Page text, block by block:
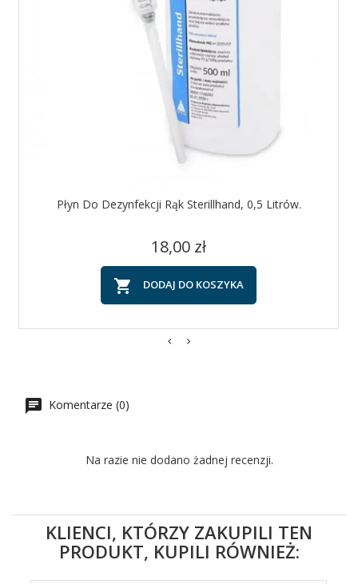
Płyn Do Dezynfekcji Rąk Sterillhand, 0,5 Litrów.
Cena
18,00 zł
 DODAJ DO KOSZYKA
Komentarze (0)
Na razie nie dodano żadnej recenzji.
KLIENCI, KTÓRZY ZAKUPILI TEN
PRODUKT, KUPILI RÓWNIEŻ: